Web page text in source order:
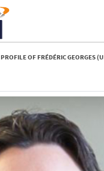
PROFILE OF FRÉDÉRIC GEORGES (ULIÈGE)